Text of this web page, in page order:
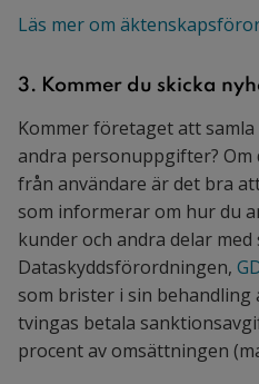
Läs mer om
3. Kommer du skicka
Kommer företaget att
andra personuppgifter?
från användare är det bra
som informerar om hur du
kunder och andra delar med
Dataskyddsförordningen,
som brister i sin
tvingas betala
procent av omsättningen